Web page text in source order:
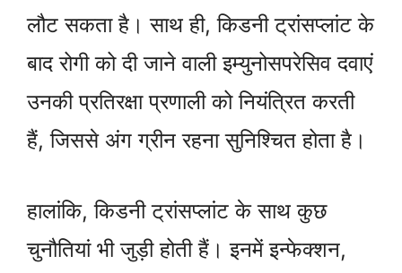
लौट सकता है। साथ ही, किडनी ट्रांसप्लांट के
बाद रोगी को दी जाने वाली इम्युनोसपरेसिव दवाएं
उनकी प्रतिरक्षा प्रणाली को नियंत्रित करती
हैं, जिससे अंग ग्रीन रहना सुनिश्चित होता है।
हालांकि, किडनी ट्रांसप्लांट के साथ कुछ
चुनौतियां भी जुड़ी होती हैं। इनमें इन्फेक्शन,